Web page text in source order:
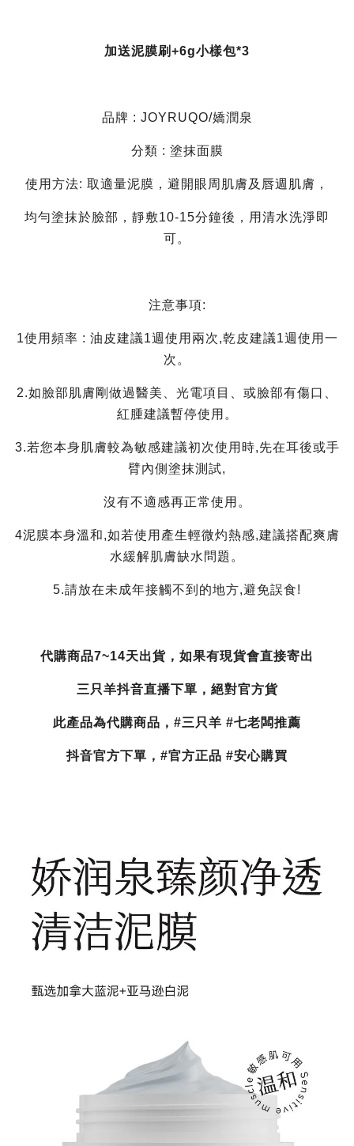
加送泥膜刷+6g小樣包*3
品牌 : JOYRUQO/嬌潤泉
分類 : 塗抹面膜
使用方法: 取適量泥膜，避開眼周肌膚及唇週肌膚，
均勻塗抹於臉部，靜敷10-15分鐘後，用清水洗淨即
可。
注意事項:
1使用頻率 : 油皮建議1週使用兩次,乾皮建議1週使用一
次。
2.如臉部肌膚剛做過醫美、光電項目、或臉部有傷口、
紅腫建議暫停使用。
3.若您本身肌膚較為敏感建議初次使用時,先在耳後或手
臂內側塗抹測試,
沒有不適感再正常使用。
4泥膜本身溫和,如若使用產生輕微灼熱感,建議搭配爽膚
水緩解肌膚缺水問題。
5.請放在未成年接觸不到的地方,避免誤食!
代購商品7~14天出貨，如果有現貨會直接寄出
三只羊抖音直播下單，絕對官方貨
此產品為代購商品，#三只羊 #七老闆推薦
抖音官方下單，#官方正品 #安心購買